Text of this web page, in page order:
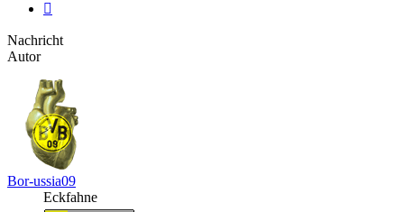
Nachricht
Autor
Bor-ussia09
Eckfahne